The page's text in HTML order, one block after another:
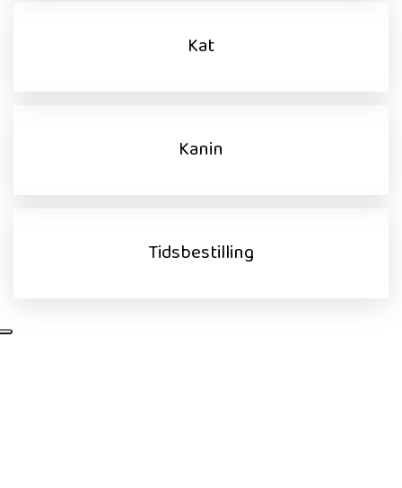
Kat
Kanin
Tidsbestilling